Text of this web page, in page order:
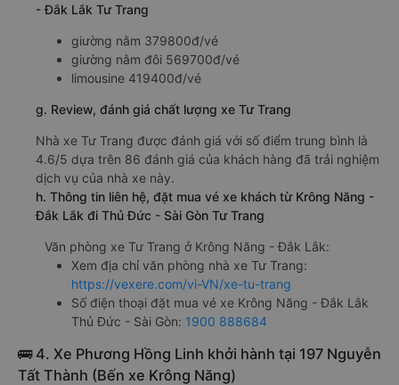
- Đắk Lắk Tư Trang
giường nằm 379800đ/vé
giường nằm đôi 569700đ/vé
limousine 419400đ/vé
g. Review, đánh giá chất lượng xe Tư Trang
Nhà xe Tư Trang được đánh giá với số điểm trung bình là
4.6/5 dựa trên 86 đánh giá của khách hàng đã trải nghiệm
dịch vụ của nhà xe này.
h. Thông tin liên hệ, đặt mua vé xe khách từ Krông Năng -
Đắk Lắk đi Thủ Đức - Sài Gòn Tư Trang
Văn phòng xe Tư Trang ở Krông Năng - Đắk Lắk:
Xem địa chỉ văn phòng nhà xe Tư Trang:
https://vexere.com/vi-VN/xe-tu-trang
Số điện thoại đặt mua vé xe Krông Năng - Đắk Lắk
Thủ Đức - Sài Gòn: 1900 888684
🚌 4. Xe Phương Hồng Linh khởi hành tại 197 Nguyễn
Tất Thành (Bến xe Krông Năng)